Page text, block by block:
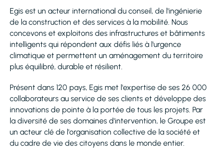
Egis est un acteur international du conseil, de l'ingénierie
de la construction et des services à la mobilité. Nous
concevons et exploitons des infrastructures et bâtiments
intelligents qui répondent aux défis liés à l'urgence
climatique et permettent un aménagement du territoire
plus équilibré, durable et résilient.
Présent dans 120 pays, Egis met l'expertise de ses 26 000
collaborateurs au service de ses clients et développe des
innovations de pointe à la portée de tous les projets. Par
la diversité de ses domaines d'intervention, le Groupe est
un acteur clé de l'organisation collective de la société et
du cadre de vie des citoyens dans le monde entier.